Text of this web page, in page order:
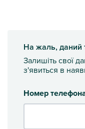
На жаль, даний
Залишіть свої
з'явиться в
Номер